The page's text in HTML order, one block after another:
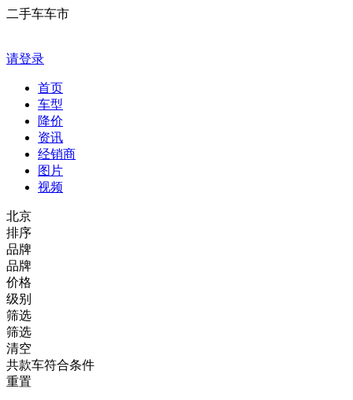
二手车车市
请登录
首页
车型
降价
资讯
经销商
图片
视频
北京
排序
品牌
品牌
价格
级别
筛选
筛选
清空
共款车符合条件
重置